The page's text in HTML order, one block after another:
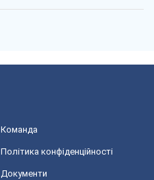
Команда
Політика конфіденційності
Документи